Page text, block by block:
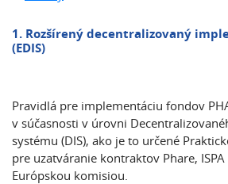
1. Rozšírený decentralizovaný
(EDIS)
Pravidlá pre implementáciu fondov
v súčasnosti v úrovni
systému (DIS), ako je to určené
pre uzatváranie kontraktov Phare, ISPA
Európskou komisiou.